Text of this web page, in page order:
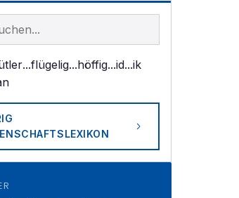
suchen
...flügelig...höffig...id...ik